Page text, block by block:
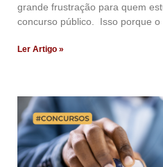
grande frustração para quem
concurso público. Isso porque o
Ler Artigo »